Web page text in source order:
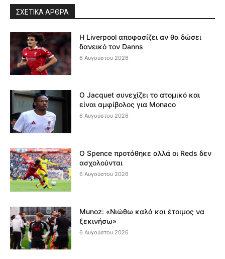
ΣΧΕΤΙΚΆ ΆΡΘΡΑ
Η Liverpool αποφασίζει αν θα δώσει
δανεικό τον Danns
6 Αυγούστου 2026
Ο Jacquet συνεχίζει το ατομικό και
είναι αμφίβολος για Monaco
6 Αυγούστου 2026
Ο Spence προτάθηκε αλλά οι Reds δεν
ασχολούνται
6 Αυγούστου 2026
Munoz: «Νιώθω καλά και έτοιμος να
ξεκινήσω»
6 Αυγούστου 2026